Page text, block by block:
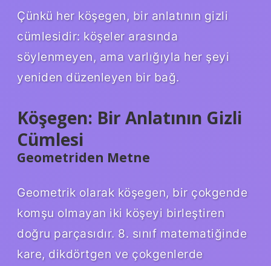
Çünkü her köşegen, bir anlatının gizli
cümlesidir: köşeler arasında
söylenmeyen, ama varlığıyla her şeyi
yeniden düzenleyen bir bağ.
Köşegen: Bir Anlatının Gizli
Cümlesi
Geometriden Metne
Geometrik olarak köşegen, bir çokgende
komşu olmayan iki köşeyi birleştiren
doğru parçasıdır. 8. sınıf matematiğinde
kare, dikdörtgen ve çokgenlerde